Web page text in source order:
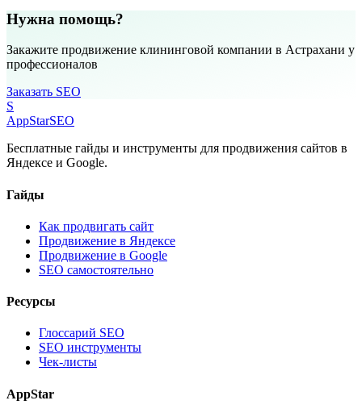
Нужна помощь?
Закажите продвижение клининговой компании в Астрахани у
профессионалов
Заказать SEO
S
AppStarSEO
Бесплатные гайды и инструменты для продвижения сайтов в
Яндексе и Google.
Гайды
Как продвигать сайт
Продвижение в Яндексе
Продвижение в Google
SEO самостоятельно
Ресурсы
Глоссарий SEO
SEO инструменты
Чек-листы
AppStar